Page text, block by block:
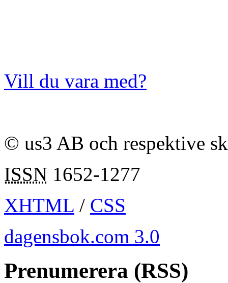
Vill du vara med?
© us3 AB och respektive
ISSN 1652-1277
XHTML / CSS
dagensbok.com 3.0
Prenumerera (RSS)